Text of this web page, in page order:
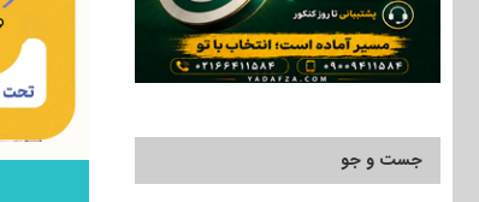
جست و جو